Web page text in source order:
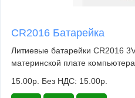
CR2016 Батарейка
Литиевые батарейки CR2016
материнской плате
15.00р. Без НДС: 15.00р.